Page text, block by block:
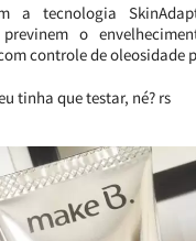
a tecnologia
o
controle de oleosidade
tinha que testar, né? rs